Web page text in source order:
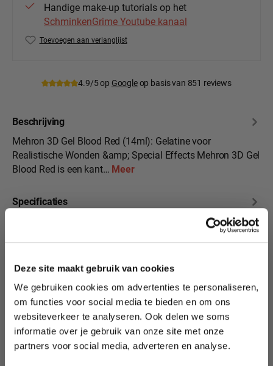
Deze site maakt gebruik van cookies
We gebruiken cookies om advertenties te personaliseren,
om functies voor social media te bieden en om ons
websiteverkeer te analyseren. Ook delen we soms
informatie over je gebruik van onze site met onze
partners voor social media, adverteren en analyse.
Handige make-up tutorials op het
SchminkenGrime Youtube kanaal
Toevoegen aan verlanglijst
4.9/5 op Googleop basis van 851 reviews
Beschrijving
Mehron 3D Gel Blood Red (14ml): Gelatine voor
Realistische Wonden &amp; Special Effects Mehron 3D Gel
Blood Red is een kant… Meer
Specificaties
Productgalerij overslaan
Dit zijn onze andere
Gelatine producten
voor FX Make-up
10% korting?
Lees als eerste over nieuwe producten,
tutorials, aanbiedingen, evenementen,
wedstrijden en meer.
Meld je aan en ontvang direct